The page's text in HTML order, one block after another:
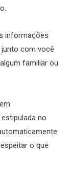
informações
com você
familiar ou
no
o que